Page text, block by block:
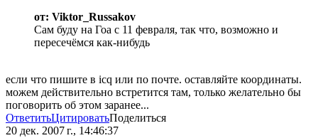
от: Viktor_Russakov
Сам буду на Гоа с 11 февраля, так что, возможно и
пересечёмся как-нибудь
если что пишите в icq или по почте. оставляйте координаты.
можем действительно встретится там, только желательно бы
поговорить об этом заранее...
ОтветитьЦитироватьПоделиться
20 дек. 2007 г., 14:46:37